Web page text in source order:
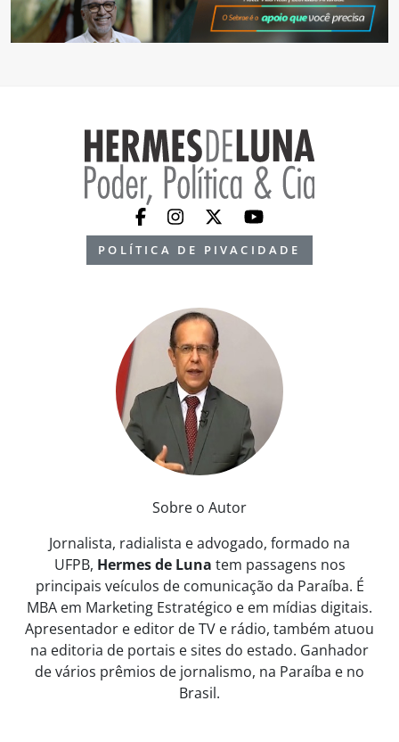
POLÍTICA DE PIVACIDADE
Sobre o Autor
Jornalista, radialista e advogado, formado na
UFPB, Hermes de Luna tem passagens nos
principais veículos de comunicação da Paraíba. É
MBA em Marketing Estratégico e em mídias digitais.
Apresentador e editor de TV e rádio, também atuou
na editoria de portais e sites do estado. Ganhador
de vários prêmios de jornalismo, na Paraíba e no
Brasil.